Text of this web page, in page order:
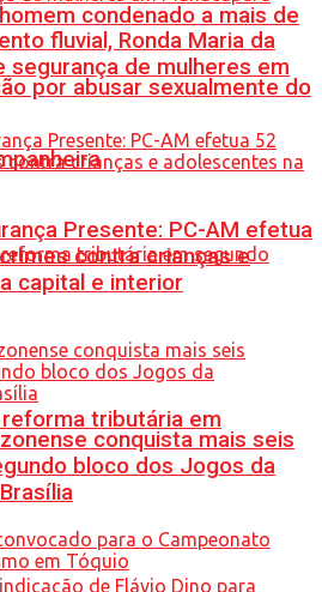
condenado a mais de
por abusar sexualmente do
reforma tributária em
fluvial, Ronda Maria da
segurança de mulheres em
Presente: PC-AM efetua
contra crianças e
capital e interior
conquista mais seis
bloco dos Jogos da